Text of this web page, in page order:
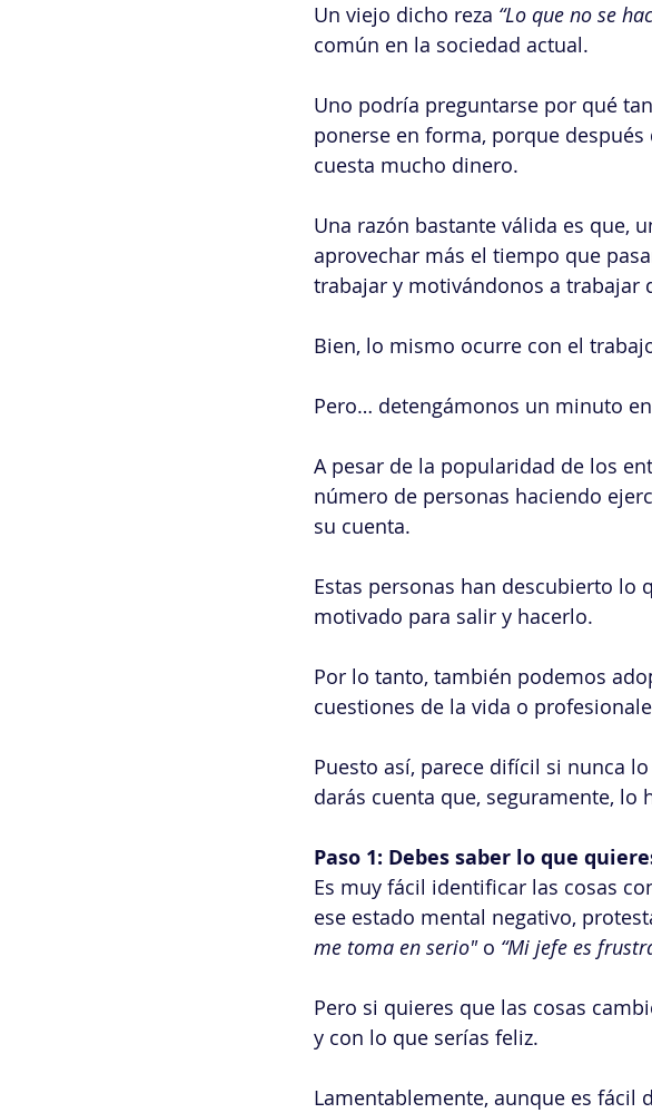
Un viejo dicho reza “Lo que no se
común en la sociedad actual.
Uno podría preguntarse por qué
ponerse en forma, porque
cuesta mucho dinero.
Una razón bastante válida es que,
aprovechar más el tiempo que
trabajar y motivándonos a trabajar
Bien, lo mismo ocurre con el
Pero… detengámonos un minuto
A pesar de la popularidad de los
número de personas haciendo
su cuenta.
Estas personas han descubierto lo
motivado para salir y hacerlo.
Por lo tanto, también podemos
cuestiones de la vida o
Puesto así, parece difícil si nunca
darás cuenta que, seguramente, lo
Paso 1: Debes saber lo que
Es muy fácil identificar las cosas
ese estado mental negativo,
me toma en serio" o “Mi jefe es
Pero si quieres que las cosas
y con lo que serías feliz.
Lamentablemente, aunque es fácil